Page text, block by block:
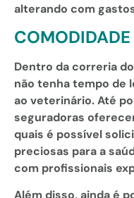
alterando com
COMODIDADE
Dentro da correria
não tenha tempo de
ao veterinário. Até
seguradoras
quais é possível
preciosas para a
com profissionais